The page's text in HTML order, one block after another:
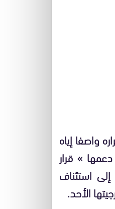
واصفا إياه
» قرار
استئناف
الأحد.